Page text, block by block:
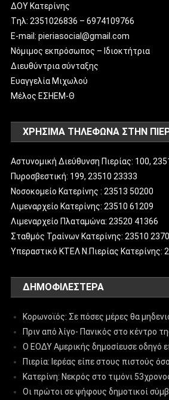
ΔΟΥ Κατερίνης
Tηλ: 2351026836 – 6974109766
E-mail: pieriasocial@gmail.com
Νόμιμος εκπρόσωπος – Ιδιοκτήτρια
Διευθύντρια σύνταξης
Ευαγγελία Μιχωλού
Μέλος ΕΣΗΕΜ-Θ
ΧΡΗΣΙΜΑ ΤΗΛΕΦΩΝΑ ΣΤΗΝ
Αστυνομική Διεύθυνση Πιερίας: 100,
Πυροσβεστική: 199, 23510 23333
Νοσοκομείο Κατερίνης : 23513 50200
Λιμεναρχείο Κατερίνης: 23510 61209
Λιμεναρχείο Πλαταμώνα: 23520 41366
Σταθμός Τραίνων Κατερίνης: 23510
Υπεραστικό ΚΤΕΛ Ν.Πιερίας Κατερίνης:
ΔΗΜΟΦΙΛΈΣΤΕΡΑ
Κορωνοϊός: Σε πόσες μέρες θα
Πριν από λίγο- Πανικός στο κέντρο
Ο ΕΟΔΥ Αμερικής δημοσίευσε οδηγό
Πιερία: Ιερέας είπε στους πιστούς
Κατερίνη: Νεκρός στο τιμόνι
Οι πρώτοι σε ψήφους δημοτικοί